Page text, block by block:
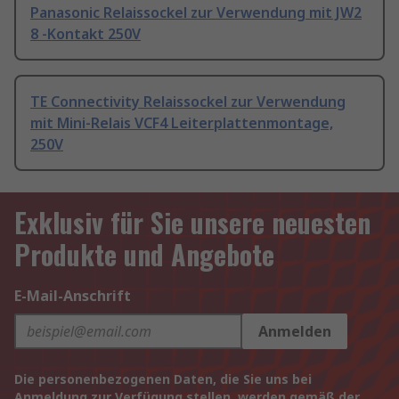
Panasonic Relaissockel zur Verwendung mit JW2
8 -Kontakt 250V
TE Connectivity Relaissockel zur Verwendung
mit Mini-Relais VCF4 Leiterplattenmontage,
250V
Exklusiv für Sie unsere neuesten
Produkte und Angebote
E-Mail-Anschrift
Anmelden
Die personenbezogenen Daten, die Sie uns bei